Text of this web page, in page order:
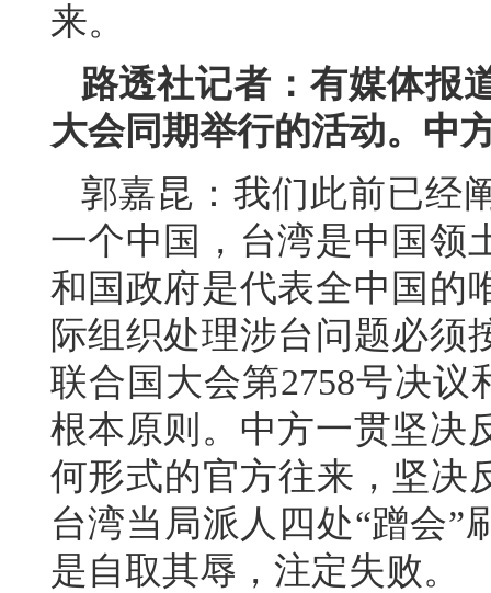
来。
路透社记者：有媒体报
大会同期举行的活动。中
郭嘉昆：我们此前已经
一个中国，台湾是中国领
和国政府是代表全中国的
际组织处理涉台问题必须
联合国大会第2758号决议
根本原则。中方一贯坚决
何形式的官方往来，坚决
台湾当局派人四处“蹭会”
是自取其辱，注定失败。